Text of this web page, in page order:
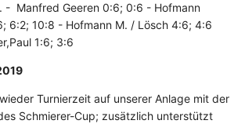
- Manfred Geeren 0:6; 0:6 - Hofmann
6:2; 10:8 - Hofmann M. / Lösch 4:6; 4:6
1:6; 3:6
Turnierzeit auf unserer Anlage mit der
Schmierer-Cup; zusätzlich unterstützt